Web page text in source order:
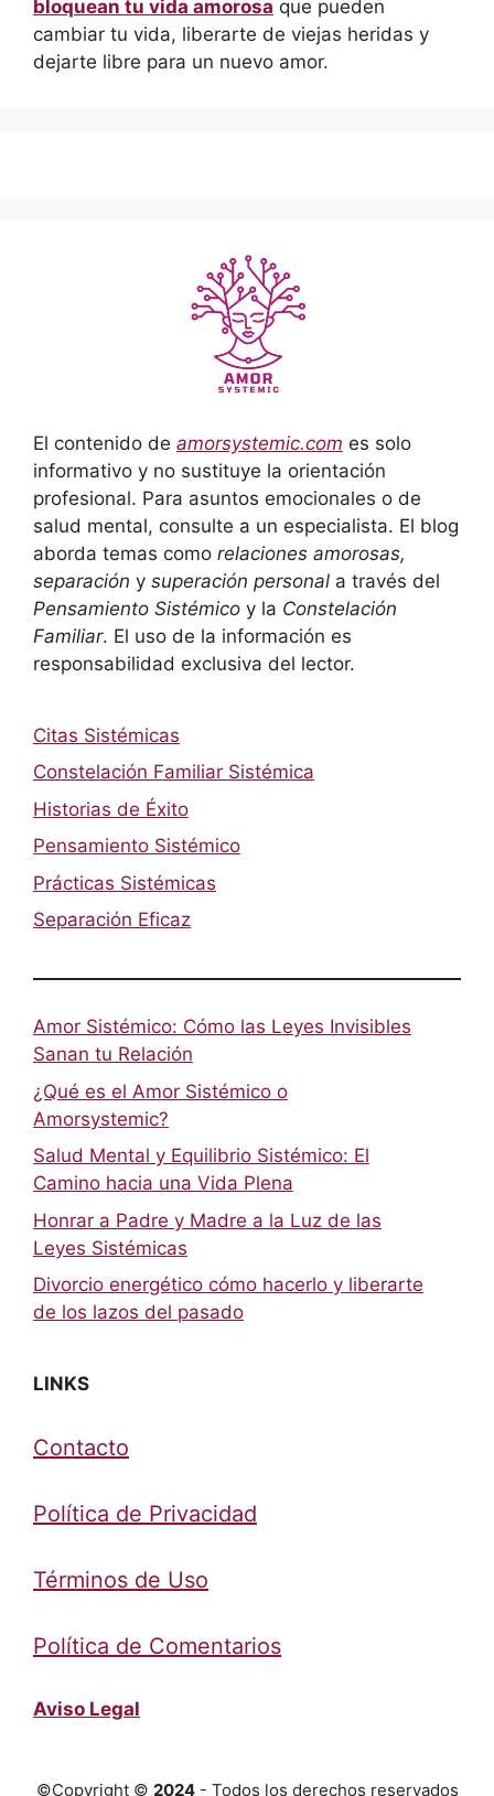
bloquean tu vida amorosa que pueden
cambiar tu vida, liberarte de viejas heridas y
dejarte libre para un nuevo amor.
El contenido de amorsystemic.com es solo
informativo y no sustituye la orientación
profesional. Para asuntos emocionales o de
salud mental, consulte a un especialista. El blog
aborda temas como relaciones amorosas,
separación y superación personal a través del
Pensamiento Sistémico y la Constelación
Familiar. El uso de la información es
responsabilidad exclusiva del lector.
Citas Sistémicas
Constelación Familiar Sistémica
Historias de Éxito
Pensamiento Sistémico
Prácticas Sistémicas
Separación Eficaz
Amor Sistémico: Cómo las Leyes Invisibles
Sanan tu Relación
¿Qué es el Amor Sistémico o
Amorsystemic?
Salud Mental y Equilibrio Sistémico: El
Camino hacia una Vida Plena
Honrar a Padre y Madre a la Luz de las
Leyes Sistémicas
Divorcio energético cómo hacerlo y liberarte
de los lazos del pasado
LINKS
Contacto
Política de Privacidad
Términos de Uso
Política de Comentarios
Aviso Legal
©Copyright © 2024- Todos los derechos reservados